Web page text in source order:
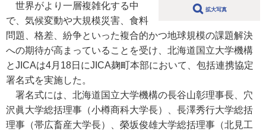
拡大写真
世界がより一層複雑化する中
で、気候変動や大規模災害、食料
問題、格差、紛争といった複合的かつ地球規模の課題解決
への期待が高まっていることを受け、北海道国立大学機構
とJICAは4月18日にJICA麹町本部において、包括連携協定
署名式を実施した。
署名式には、北海道国立大学機構の長谷山彰理事長、穴
沢眞大学総括理事（小樽商科大学長）、長澤秀行大学総括
理事（帯広畜産大学長）、榮坂俊雄大学総括理事（北見工